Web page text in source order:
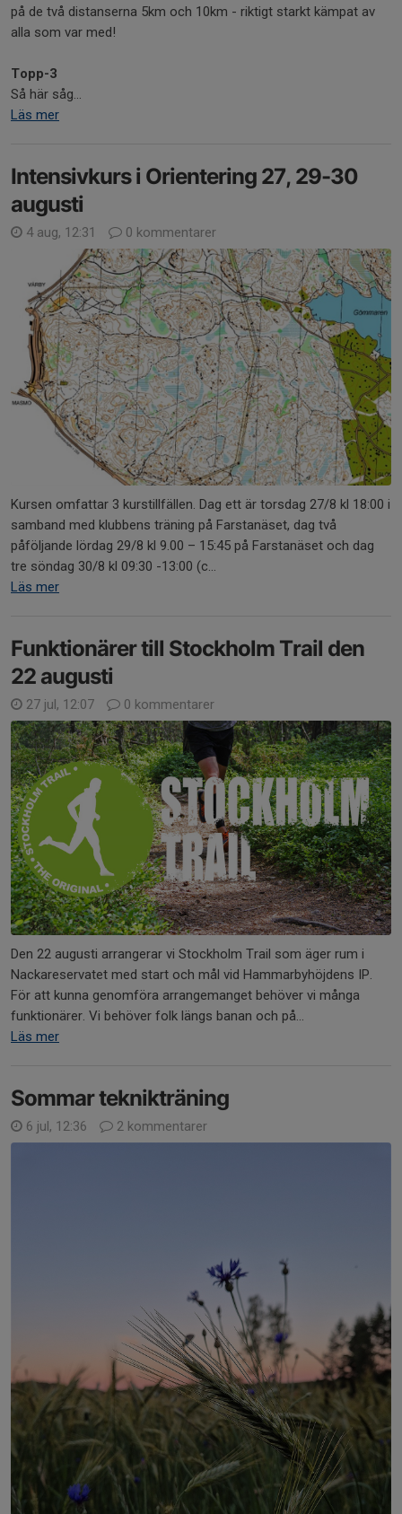
på de två distanserna 5km och 10km - riktigt starkt kämpat av
alla som var med!
Topp-3
Så här såg...
Läs mer
Intensivkurs i Orientering 27, 29-30
augusti
4 aug, 12:31 0 kommentarer
Kursen omfattar 3 kurstillfällen. Dag ett är torsdag 27/8 kl 18:00 i
samband med klubbens träning på Farstanäset, dag två
påföljande lördag 29/8 kl 9.00 – 15:45 på Farstanäset och dag
tre söndag 30/8 kl 09:30 -13:00 (c...
Läs mer
Funktionärer till Stockholm Trail den
22 augusti
27 jul, 12:07 0 kommentarer
Den 22 augusti arrangerar vi Stockholm Trail som äger rum i
Nackareservatet med start och mål vid Hammarbyhöjdens IP.
För att kunna genomföra arrangemanget behöver vi många
funktionärer. Vi behöver folk längs banan och på...
Läs mer
Sommar teknikträning
6 jul, 12:36 2 kommentarer